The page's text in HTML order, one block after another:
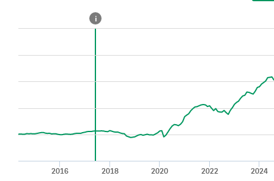
2016 2018 2020 2022 2024
i